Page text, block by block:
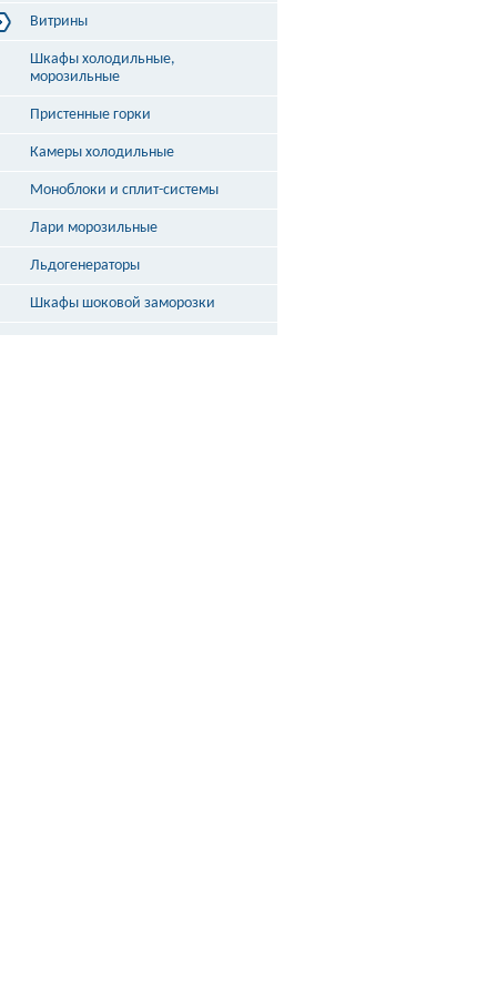
Витрины
Витрины холодильные
Витрины морозильные
Витрины кондитерские
Витрины угловые
Витрины «рыба на льду»
Шкафы холодильные,
морозильные
Пристенные горки
Камеры холодильные
Моноблоки и сплит-системы
Лари морозильные
Льдогенераторы
Шкафы шоковой заморозки